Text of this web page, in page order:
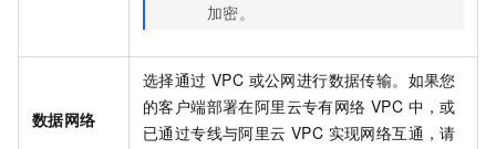
加密。
数据网络
选择通过 VPC 或公网进行数据传输。如果您
的客户端部署在阿里云专有网络 VPC 中，或
已通过专线与阿里云 VPC 实现网络互通，请